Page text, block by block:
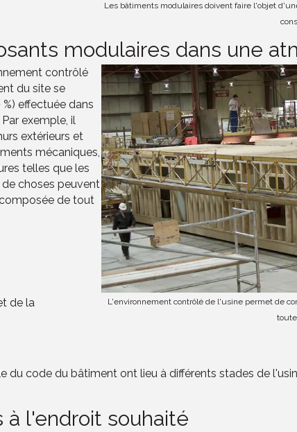
Les bâtiments modulaires doivent faire l'objet
modulaires dans une
contrôlé
du site se
effectuée dans
exemple, il
extérieurs et
mécaniques,
telles que les
choses peuvent
de tout
de la
L'environnement contrôlé de l'usine permet de
du code du bâtiment ont lieu à différents stades de
à l'endroit souhaité